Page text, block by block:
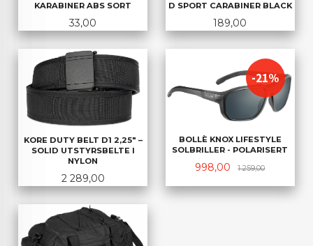
KARABINER ABS SORT
Pris
33,00
D SPORT CARABINER BLACK
Pris
189,00
KORE DUTY BELT D1 2,25" –
SOLID UTSTYRSBELTE I
NYLON
Pris
2 289,00
BOLLÈ KNOX LIFESTYLE
SOLBRILLER - POLARISERT
Tilbud
998,00 1 259,00Rabatt
-21%